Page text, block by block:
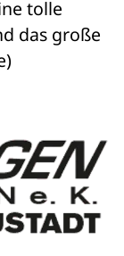
tolle
das große